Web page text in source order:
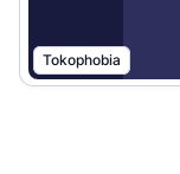
Tokophobia